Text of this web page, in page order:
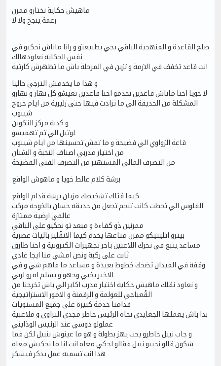
ماهيش حكاية نختارو ممرن
زعمة ينجح ولا لا
صلح القاعدة و المنهجية الباقي يجي بطبيعتو و رانا ماناش نحكيو في
نفس الحكاية نعاودهالك
انت قاعد تخفف في الازمة و تزين في المرحلة باش ما تظهرش كارثية
و هذا ما يخدمش الترجي حاليا
لا خويا احنا ماناش قاعدين نخدمو احنا قاعدين نعيشو كل نهار و نهارو
المشكلة من الحديقة الي ما تزادت فيها حتى زليزية من ايام خروج
شيبوب
و كذبة مركز التكوين
لوتيل الي تم تهميشو
قاعة الزواوي الي فضيحة و ما تمش تحسينها من ايام شيبوب
من اختيار مدربي اصناف النخبة و الشبان
من التصرف المالي المستهتر من التصرف الفني الفضيحة
برشة كلام غالط خويا و ماهوش الواقع
كيما قتلك تشخيصك مزيان برشة قدام الواقع
الفلوس الي تحطت كانت تنجم تجعل من حديقة حسان بالخوجة مركب
عالمي ارضية ممتازة
ممرنين ذو كفاءة و مبعد تو نحكيو على الباقي
بيترو اتليتيكو ممرن متاعها يخدم كيما الانقْليز باليات عصرية
مساعد يتبع في تحرك اللاعبين باخر تجهيزات الكترونية و احنا طارق
ثابت على ركبة ونص امشي منا ايجا غادي
وقفة في الميدان تضحك خطوط بعيدة و مساعد ما فاهم شي و في
الاخير يخبي وجهو و يسلم امرو لربي
و نعاود نقلك ماهيش حكاية اختيار مدرب اكابر الي باش تخرجنا من
القْعباجي للعولمة و الرقمنة و الامور الاستراتيجية
قدامنا خدمة كبيرة على جميع المستويات
بدا باش يعملها الجعايدي نحاه الرئيس خاطر مجدي التراوي و ملاعبية
عملولو دوسي عند الرئيس الوذايني
و جاب نبيل خاطرو يحب يهز بطولة و هو ما عينوش بنبيل لكن فما
شكون قالو نجيبو نبيل فقالو احكي معاه انت انا ما نحكيش معاه
هذا انت تسميه عمل يذكر فيشكر